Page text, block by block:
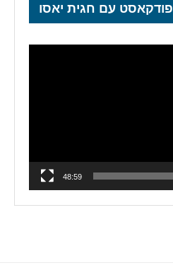
פודקאסט עם חגית יאסו
48:59